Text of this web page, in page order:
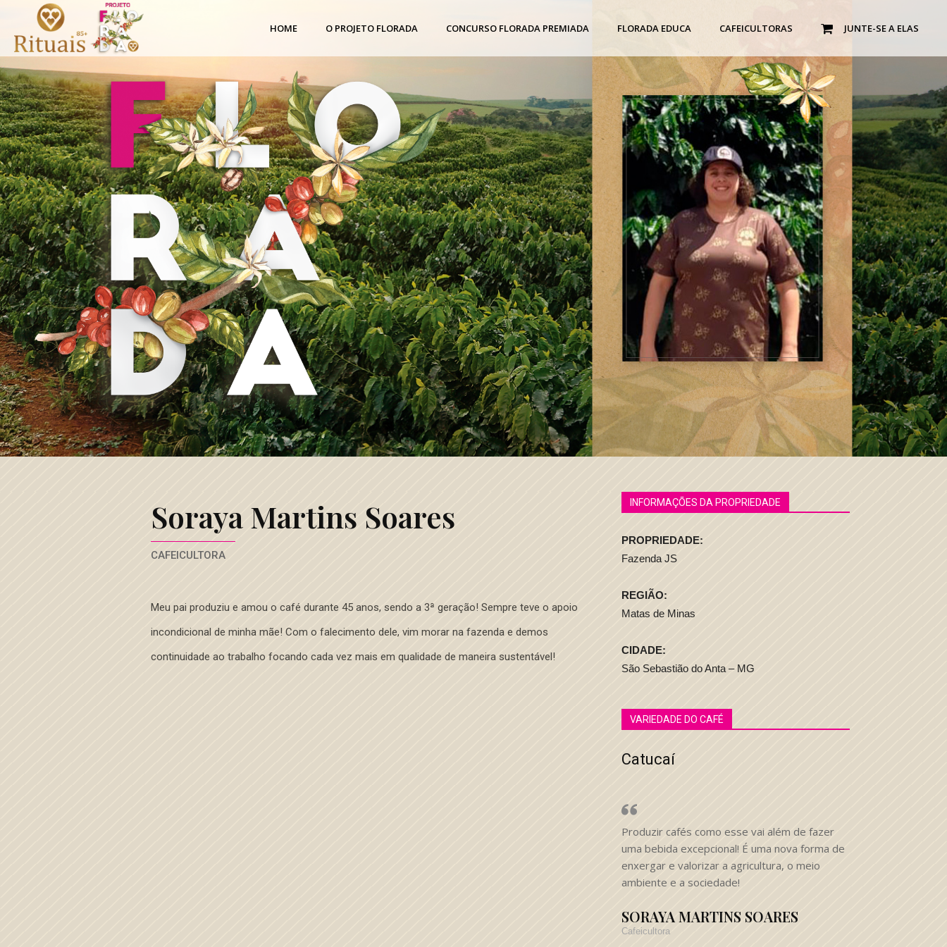
Especiais
|
Projeto
Florada
|
Café
3
HOME O PROJETO FLORADA CONCURSO FLORADA PREMIADA FLORADA EDUCA CAFEICULTORAS JUNTE-SE A ELAS
Soraya Martins Soares
CAFEICULTORA
Meu pai produziu e amou o café durante 45 anos, sendo a 3ª geração! Sempre teve o apoio
incondicional de minha mãe! Com o falecimento dele, vim morar na fazenda e demos
continuidade ao trabalho focando cada vez mais em qualidade de maneira sustentável!
INFORMAÇÕES DA PROPRIEDADE
PROPRIEDADE:
Fazenda JS
REGIÃO:
Matas de Minas
CIDADE:
São Sebastião do Anta – MG
VARIEDADE DO CAFÉ
Catucaí
Produzir cafés como esse vai além de fazer
uma bebida excepcional! É uma nova forma de
enxergar e valorizar a agricultura, o meio
ambiente e a sociedade!
SORAYA MARTINS SOARES
Cafeicultora